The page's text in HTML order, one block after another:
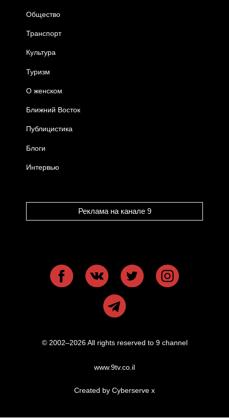
Общество
Транспорт
Культура
Туризм
О женском
Ближний Восток
Публицистика
Блоги
Интервью
Реклама на канале 9
© 2002–2026 All rights reserved to 9 channel
www.9tv.co.il
Created by Cyberserve x